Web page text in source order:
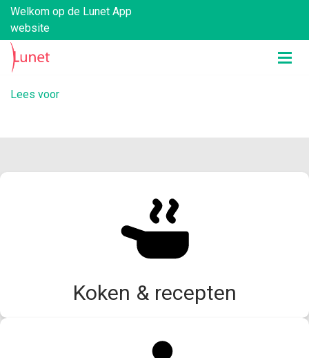
Welkom op de Lunet App
website
Lees voor
Koken & recepten